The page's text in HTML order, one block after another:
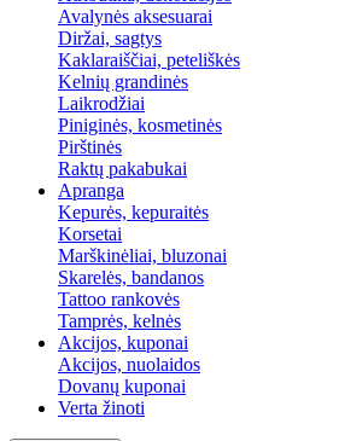
Avalynės aksesuarai
Diržai, sagtys
Kaklaraiščiai, peteliškės
Kelnių grandinės
Laikrodžiai
Piniginės, kosmetinės
Pirštinės
Raktų pakabukai
Apranga
Kepurės, kepuraitės
Korsetai
Marškinėliai, bluzonai
Skarelės, bandanos
Tattoo rankovės
Tamprės, kelnės
Akcijos, kuponai
Akcijos, nuolaidos
Dovanų kuponai
Verta žinoti